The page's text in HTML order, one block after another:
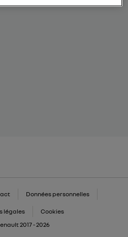
Données personnelles
légales
Cookies
2017 - 2026